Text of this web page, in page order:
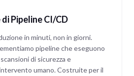
Pipeline CI/CD
in minuti, non in giorni.
pipeline che eseguono
di sicurezza e
umano. Costruite per il